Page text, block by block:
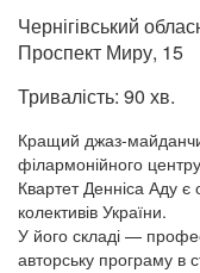
Чернігівський
Проспект Миру, 15
Тривалість: 90 хв.
Кращий джаз-
філармонійного
Квартет Денніса Аду
колективів України.
У його складі —
авторську програму в